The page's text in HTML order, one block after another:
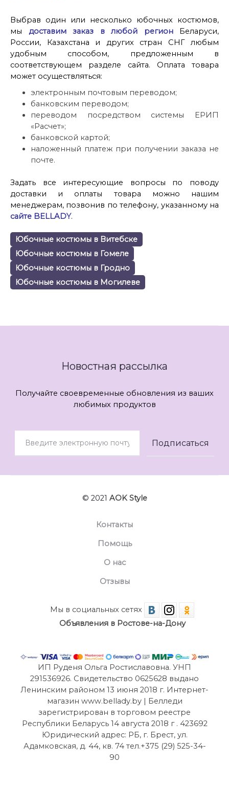
Выбрав один или несколько юбочных костюмов,
мы доставим заказ в любой регионБеларуси,
России, Казахстана и других стран СНГ любым
удобным способом, предложенным в
соответствующем разделе сайта. Оплата товара
может осуществляться:
электронным почтовым переводом;
банковским переводом;
переводом посредством системы ЕРИП
«Расчет»;
банковской картой;
наложенный платеж при получении заказа не
почте.
Задать все интересующие вопросы по поводу
доставки и оплаты товара можно нашим
менеджерам, позвонив по телефону, указанному на
сайте BELLADY.
Юбочные костюмы в Витебске
Юбочные костюмы в Гомеле
Юбочные костюмы в Гродно
Юбочные костюмы в Могилеве
Новостная рассылка
Получайте своевременные обновления из ваших
любимых продуктов
© 2021 AOK Style
Контакты
Помощь
О нас
Отзывы
Мы в социальных сетях
Объявления в Ростове-на-Дону
ИП Руденя Ольга Ростиславовна. УНП
291536926. Свидетельство 0625628 выдано
Ленинским районом 13 июня 2018 г. Интернет-
магазин www.bellady.by | Белледи
зарегистрирован в торговом реестре
Республики Беларусь 14 августа 2018 г . 423692
Юридический адрес: РБ, г. Брест, ул.
Адамковская, д. 44, кв. 74 тел.+375 (29) 525-34-
90